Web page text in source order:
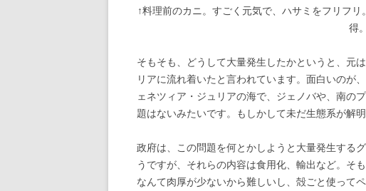
↑料理前のカニ。すごく元気で、ハサミをフリフ
得。
そもそも、どうして大量発生したかというと、元
リアに流れ着いたと言われています。面白いのが
ェネツィア・ジュリアの海で、ジェノバや、南の
題はないみたいです。もしかして未だ生態系が解
政府は、この問題を何とかしようと大量発生する
うですが、それらの内容は食用化、輸出など。そ
なんて肉厚が少ないから難しいし、殻ごと使って